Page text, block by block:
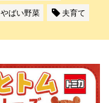
やばい野菜 夫育て